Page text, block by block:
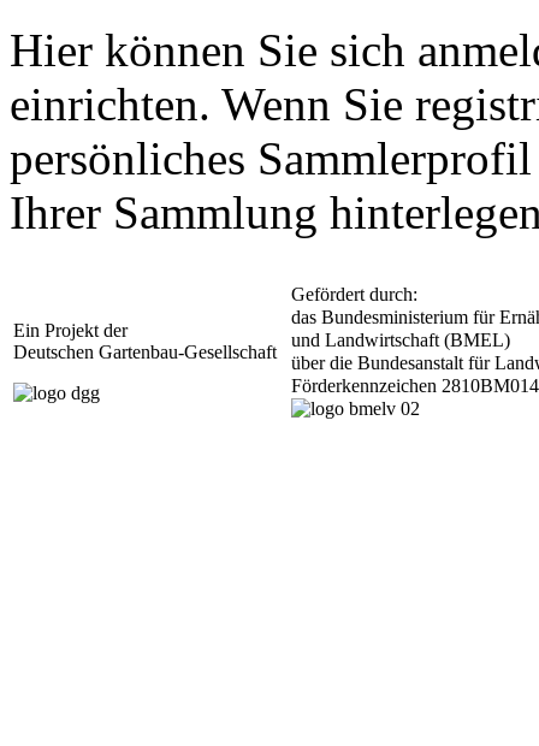
Hier können Sie sich
einrichten. Wenn Sie
persönliches
Ihrer Sammlung
Ein Projekt der
Deutschen Gartenbau-Gesellschaft
Gefördert durch:
das Bundesministerium für
und Landwirtschaft (BMEL)
über die Bundesanstalt für
Förderkennzeichen 2810BM014